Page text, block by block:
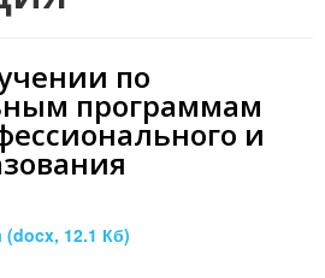
по
программам
и
(docx, 12.1 Кб)